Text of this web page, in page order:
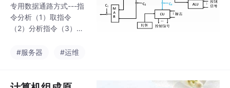
专用数据通路方式---指
令分析（1）取指令
（2）分析指令（3）专
#服务器
#运维